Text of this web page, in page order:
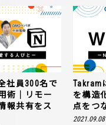
社員300名で
術｜リモー
報共有をス
Takram
を構造
点をつ
2021.09.08